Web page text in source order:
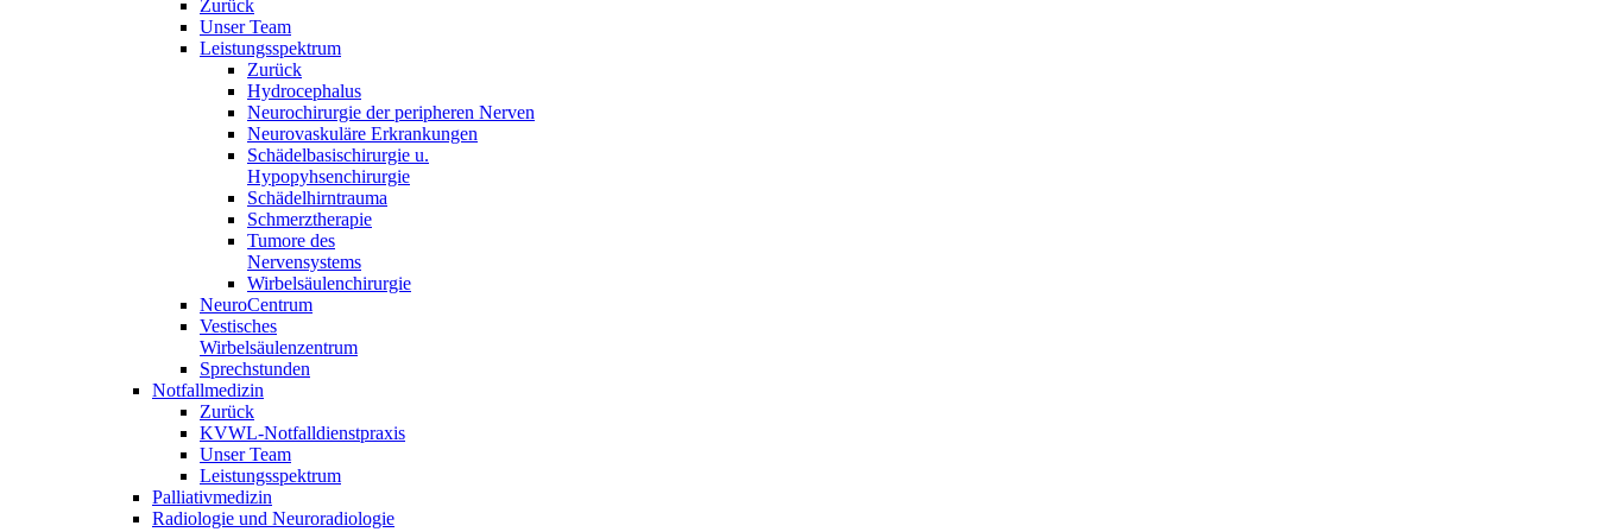
Zurück
Unser Team
Leistungsspektrum
Zurück
Hydrocephalus
Neurochirurgie der peripheren Nerven
Neurovaskuläre Erkrankungen
Schädelbasischirurgie u.
Hypopyhsenchirurgie
Schädelhirntrauma
Schmerztherapie
Tumore des
Nervensystems
Wirbelsäulenchirurgie
NeuroCentrum
Vestisches
Wirbelsäulenzentrum
Sprechstunden
Notfallmedizin
Zurück
KVWL-Notfalldienstpraxis
Unser Team
Leistungsspektrum
Palliativmedizin
Radiologie und Neuroradiologie